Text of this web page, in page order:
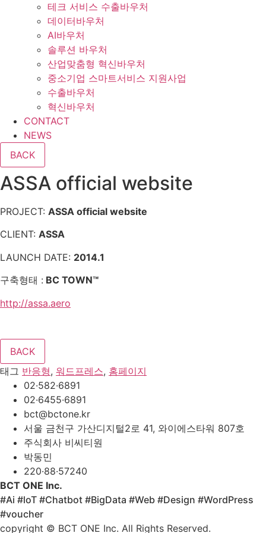
테크 서비스 수출바우처
데이터바우처
AI바우처
솔루션 바우처
산업맞춤형 혁신바우처
중소기업 스마트서비스 지원사업
수출바우처
혁신바우처
CONTACT
NEWS
ASSA official website
PROJECT: ASSA official website
CLIENT: ASSA
LAUNCH DATE: 2014.1
구축형태 : BC TOWN™
http://assa.aero
태그 반응형, 워드프레스, 홈페이지
02·582·6891
02·6455·6891
bct@bctone.kr
서울 금천구 가산디지털2로 41, 와이에스타워 807호
주식회사 비씨티원
박동민
220·88·57240
BCT ONE Inc.
#Ai #loT #Chatbot #BigData #Web #Design #WordPress
#voucher
copyright © BCT ONE Inc. All Rights Reserved.